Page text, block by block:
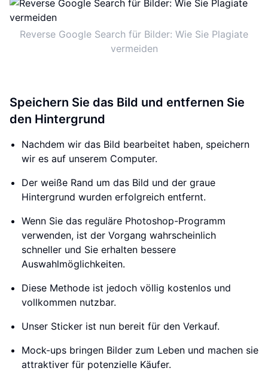
Reverse Google Search für Bilder: Wie Sie Plagiate
vermeiden
Speichern Sie das Bild und entfernen Sie
den Hintergrund
Nachdem wir das Bild bearbeitet haben, speichern
wir es auf unserem Computer.
Der weiße Rand um das Bild und der graue
Hintergrund wurden erfolgreich entfernt.
Wenn Sie das reguläre Photoshop-Programm
verwenden, ist der Vorgang wahrscheinlich
schneller und Sie erhalten bessere
Auswahlmöglichkeiten.
Diese Methode ist jedoch völlig kostenlos und
vollkommen nutzbar.
Unser Sticker ist nun bereit für den Verkauf.
Mock-ups bringen Bilder zum Leben und machen sie
attraktiver für potenzielle Käufer.